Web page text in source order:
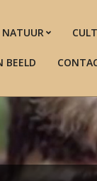
NATUUR
BEELD